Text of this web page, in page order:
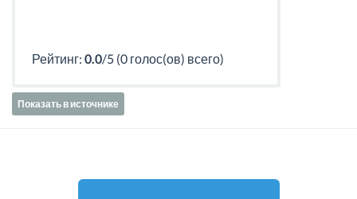
Рейтинг: 0.0/5 (0 голос(ов) всего)
Показать в источнике